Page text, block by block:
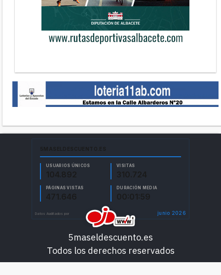
5maseldescuento.es
Todos los derechos reservados